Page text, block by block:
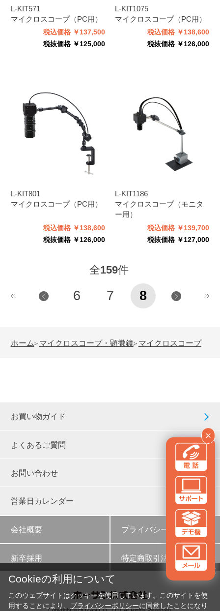
×
L-KIT571
マイクロスコープ（PC用）
税込価格 ￥137,500
税抜価格 ￥125,000
L-KIT1075
マイクロスコープ（PC用）
税込価格 ￥138,600
税抜価格 ￥126,000
L-KIT801
マイクロスコープ（PC用）
税込価格 ￥138,600
税抜価格 ￥126,000
L-KIT1186
マイクロスコープ（モニタ
ー用）
税込価格 ￥139,700
税抜価格 ￥127,000
全159件
6 7 8
ホーム> マイクロスコープ・顕微鏡> マイクロスコープ
お買い物ガイド
よくあるご質問
お問い合わせ
営業日カレンダー
会社概要 プライバシーポリシー
新卒採用 特定商取引法に基づく表示
✕
Cookieの利用について
このウェブサイトはクッキーを使用しています。このサイトを使
用することにより、 プライバシーポリシーに同意したことになり